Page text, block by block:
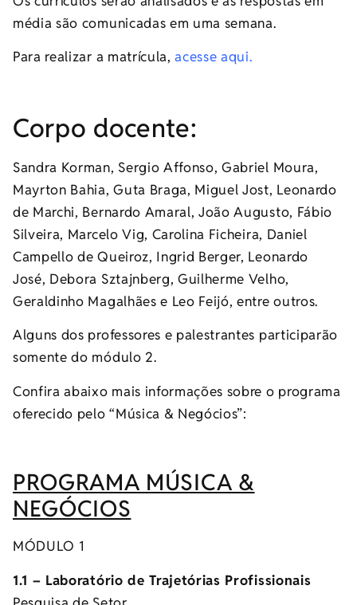
média são comunicadas em uma semana.
Para realizar a matrícula, acesse aqui.
Corpo docente:
Sandra Korman, Sergio Affonso, Gabriel Moura,
Mayrton Bahia, Guta Braga, Miguel Jost, Leonardo
de Marchi, Bernardo Amaral, João Augusto, Fábio
Silveira, Marcelo Vig, Carolina Ficheira, Daniel
Campello de Queiroz, Ingrid Berger, Leonardo
José, Debora Sztajnberg, Guilherme Velho,
Geraldinho Magalhães e Leo Feijó, entre outros.
Alguns dos professores e palestrantes participarão
somente do módulo 2.
Confira abaixo mais informações sobre o programa
oferecido pelo “Música & Negócios”:
PROGRAMA MÚSICA &
NEGÓCIOS
MÓDULO 1
1.1 – Laboratório de Trajetórias Profissionais